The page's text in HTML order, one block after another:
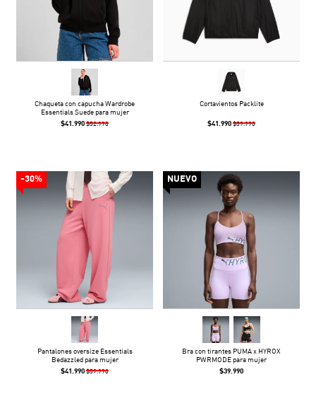
Chaqueta con capucha Wardrobe
Essentials Suede para mujer
$41.990 $52.990
Cortavientos Packlite
$41.990 $59.990
-30%
Pantalones oversize Essentials
Bedazzled para mujer
$41.990 $59.990
NUEVO
Bra con tirantes PUMA x HYROX
PWRMODE para mujer
$39.990